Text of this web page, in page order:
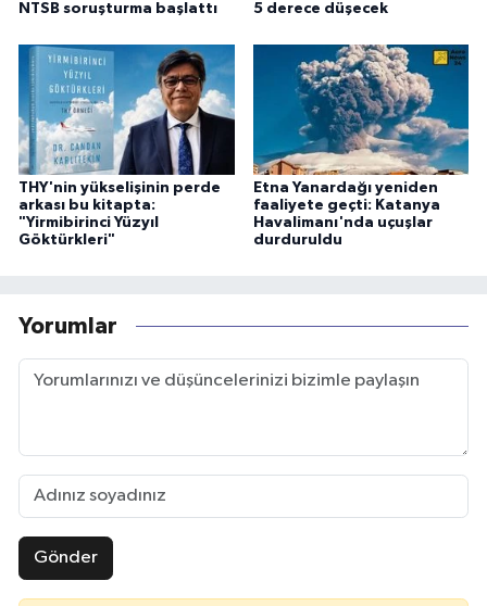
NTSB soruşturma başlattı
5 derece düşecek
THY'nin yükselişinin perde
arkası bu kitapta:
"Yirmibirinci Yüzyıl
Göktürkleri"
Etna Yanardağı yeniden
faaliyete geçti: Katanya
Havalimanı'nda uçuşlar
durduruldu
Yorumlar
Gönder